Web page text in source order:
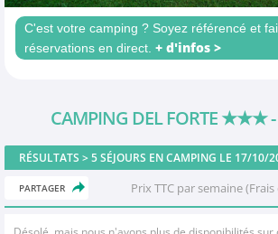
C'est votre camping ? Soyez référencé et
réservations en direct. + d'infos >
CAMPING DEL FORTE★★★
RÉSULTATS >5SÉJOURS EN CAMPING LE 17/10/
PARTAGER Prix TTC par semaine